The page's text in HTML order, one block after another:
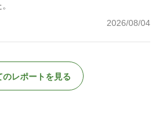
2026/08/04
のレポートを見る